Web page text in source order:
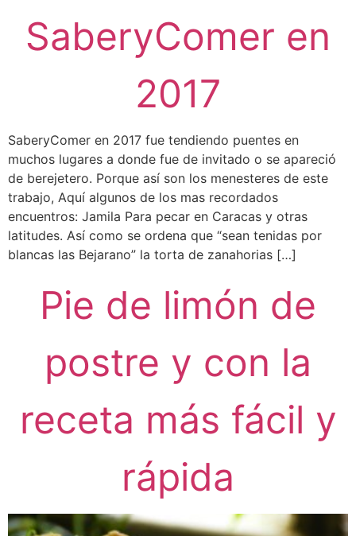
SaberyComer en
2017
SaberyComer en 2017 fue tendiendo puentes en
muchos lugares a donde fue de invitado o se apareció
de berejetero. Porque así son los menesteres de este
trabajo, Aquí algunos de los mas recordados
encuentros: Jamila Para pecar en Caracas y otras
latitudes. Así como se ordena que “sean tenidas por
blancas las Bejarano” la torta de zanahorias […]
Pie de limón de
postre y con la
receta más fácil y
rápida